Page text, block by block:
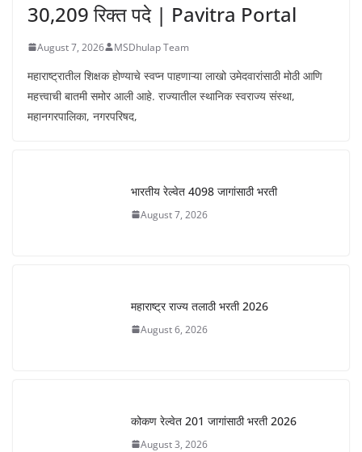
30,209 रिक्त पदे | Pavitra Portal
August 7, 2026 MSDhulap Team
महाराष्ट्रातील शिक्षक होण्याचे स्वप्न पाहणाऱ्या लाखो उमेदवारांसाठी मोठी आणि
महत्त्वाची बातमी समोर आली आहे. राज्यातील स्थानिक स्वराज्य संस्था,
महानगरपालिका, नगरपरिषद,
भारतीय रेल्वेत 4098 जागांसाठी भरती
August 7, 2026
महाराष्ट्र राज्य तलाठी भरती 2026
August 6, 2026
कोकण रेल्वेत 201 जागांसाठी भरती 2026
August 3, 2026